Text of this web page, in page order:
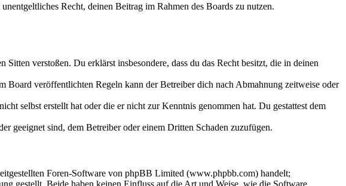
Recht, deinen Beitrag im Rahmen des Boards zu nutzen.
verstoßen. Du erklärst insbesondere, dass du das Recht besitzt, die in deinen
Board veröffentlichten Regeln kann der Betreiber dich nach Abmahnung zeitweise oder
selbst erstellt hat oder die er nicht zur Kenntnis genommen hat. Du gestattest dem
geeignet sind, dem Betreiber oder einem Dritten Schaden zuzufügen.
Foren-Software von phpBB Limited (www.phpbb.com) handelt;